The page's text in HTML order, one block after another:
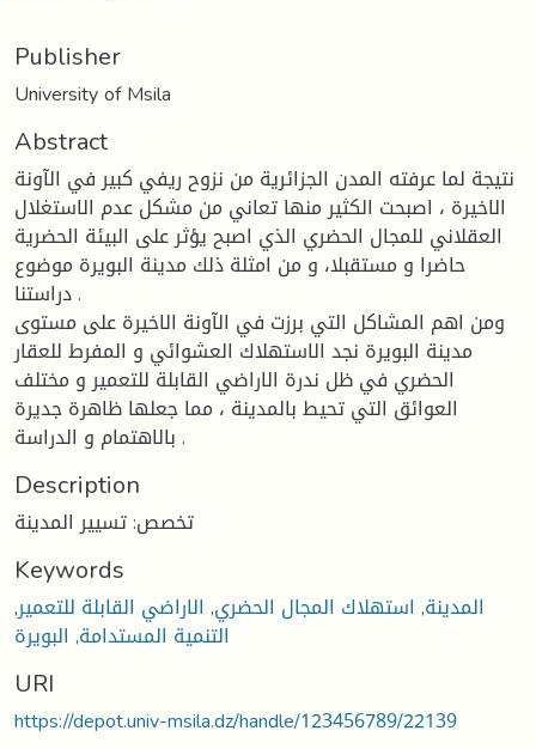
Publisher
University of Msila
Abstract
نتيجة لما عرفته المدن الجزائرية من نزوح ريفي كبير في الآونة
الاخيرة ، اصبحت الكثير منها تعاني من مشكل عدم الاستغلال
العقلاني للمجال الحضري الذي اصبح يؤثر على البيئة الحضرية
حاضرا و مستقبلا، و من امثلة ذلك مدينة البويرة موضوع
دراستنا .
ومن اهم المشاكل التي برزت في الآونة الاخيرة على مستوى
مدينة البويرة نجد الاستهلاك العشوائي و المفرط للعقار
الحضري في ظل ندرة الاراضي القابلة للتعمير و مختلف
العوائق التي تحيط بالمدينة ، مما جعلها ظاهرة جديرة
بالاهتمام و الدراسة .
Description
تخصص: تسيير المدينة
Keywords
المدينة, استهلاك المجال الحضري, الاراضي القابلة للتعمير,
التنمية المستدامة, البويرة
URI
https://depot.univ-msila.dz/handle/123456789/22139